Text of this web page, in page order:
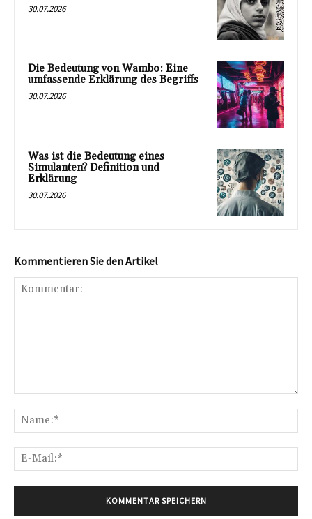
30.07.2026
Die Bedeutung von Wambo: Eine
umfassende Erklärung des Begriffs
30.07.2026
Was ist die Bedeutung eines
Simulanten? Definition und
Erklärung
30.07.2026
Kommentieren Sie den Artikel